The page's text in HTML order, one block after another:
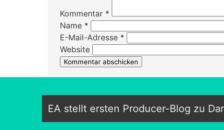
Kommentar *
Name *
E-Mail-Adresse *
Website
EA stellt ersten Producer-Blog zu